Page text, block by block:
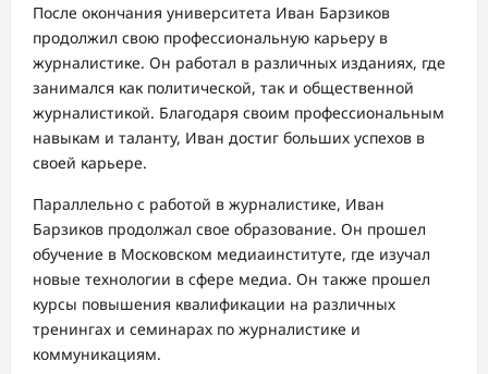
После окончания университета Иван Барзиков
продолжил свою профессиональную карьеру в
журналистике. Он работал в различных изданиях, где
занимался как политической, так и общественной
журналистикой. Благодаря своим профессиональным
навыкам и таланту, Иван достиг больших успехов в
своей карьере.
Параллельно с работой в журналистике, Иван
Барзиков продолжал свое образование. Он прошел
обучение в Московском медиаинституте, где изучал
новые технологии в сфере медиа. Он также прошел
курсы повышения квалификации на различных
тренингах и семинарах по журналистике и
коммуникациям.